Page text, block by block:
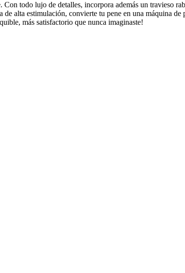
todo lujo de detalles, incorpora además un travieso
de alta estimulación, convierte tu pene en una máquina de
más satisfactorio que nunca imaginaste!